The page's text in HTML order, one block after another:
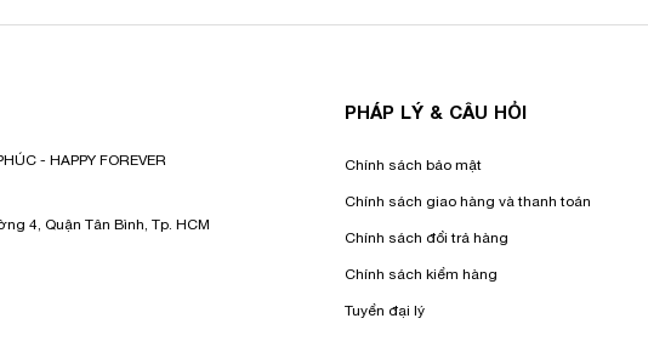
- HAPPY FOREVER
4, Quận Tân Bình, Tp. HCM
PHÁP LÝ & CÂU HỎI
Chính sách bảo mật
Chính sách giao hàng và thanh toán
Chính sách đổi trả hàng
Chính sách kiểm hàng
Tuyển đại lý